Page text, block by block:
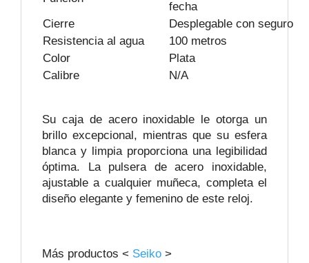
fecha
Cierre
Desplegable con seguro
Resistencia al agua
100 metros
Color
Plata
Calibre
N/A
Su caja de acero inoxidable le otorga un
brillo excepcional, mientras que su esfera
blanca y limpia proporciona una legibilidad
óptima. La pulsera de acero inoxidable,
ajustable a cualquier muñeca, completa el
diseño elegante y femenino de este reloj.
Más productos < Seiko >